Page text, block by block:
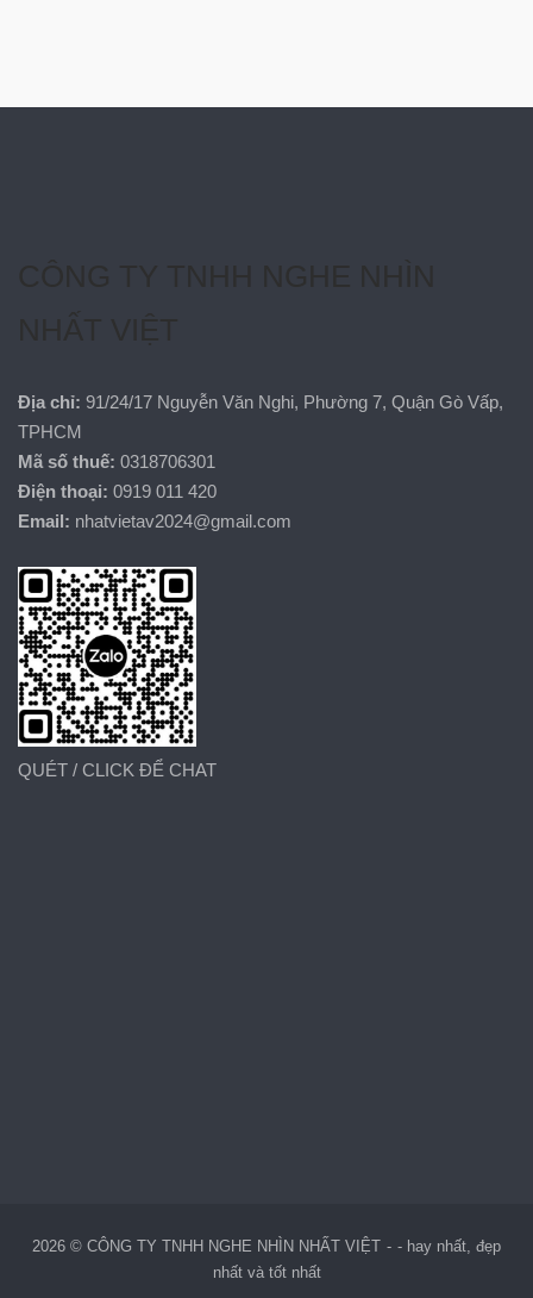
Địa chỉ: 91/24/17 Nguyễn Văn Nghi, Phường 7, Quận Gò Vấp,
TPHCM
Mã số thuế: 0318706301
Điện thoại: 0919 011 420
Email: nhatvietav2024@gmail.com
QUÉT / CLICK ĐỂ CHAT
2026 © CÔNG TY TNHH NGHE NHÌN NHẤT VIỆT - hay nhất, đẹp
nhất và tốt nhất